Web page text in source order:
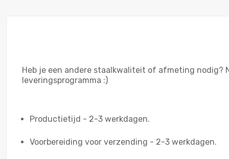
Heb je een andere staalkwaliteit of afmeting nodig?
leveringsprogramma :)
Productietijd - 2-3 werkdagen.
Voorbereiding voor verzending - 2-3 werkdagen.